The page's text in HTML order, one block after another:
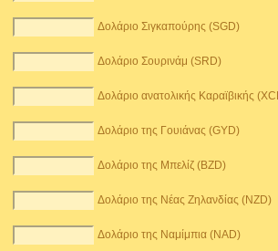
Δολάριο Σιγκαπούρης (SGD)
Δολάριο Σουρινάμ (SRD)
Δολάριο ανατολικής Καραϊβικής
Δολάριο της Γουιάνας (GYD)
Δολάριο της Μπελίζ (BZD)
Δολάριο της Νέας Ζηλανδίας (NZD)
Δολάριο της Ναμίμπια (NAD)